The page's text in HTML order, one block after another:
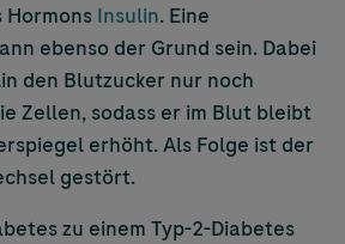
Insulin. Eine
ebenso der Grund sein. Dabei
den Blutzucker nur noch
Zellen, sodass er im Blut bleibt
erhöht. Als Folge ist der
gestört.
zu einem Typ-2-Diabetes